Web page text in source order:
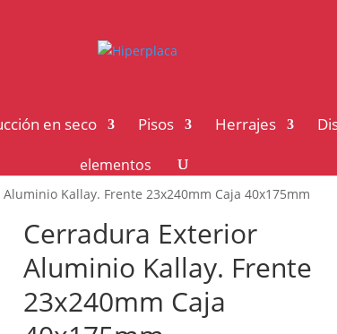
en seco Pisos Herrajes
elementos
Kallay. Frente 23x240mm Caja 40x175mm
Cerradura Exterior
Aluminio Kallay. Frente
23x240mm Caja